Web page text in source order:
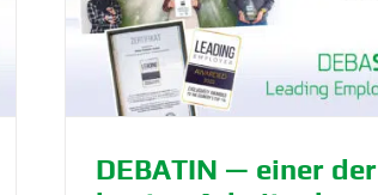
DEBATIN — einer der